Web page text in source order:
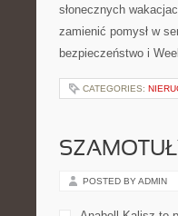
słonecznych
zamienić pomysł w
bezpieczeństwo i
CATEGORIES:
POSTED BY ADMIN